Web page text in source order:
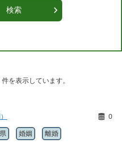
件を表示しています。
0
婚姻 離婚